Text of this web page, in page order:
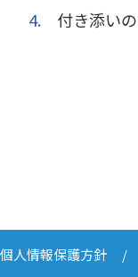
付き添い
個人情報保護方針